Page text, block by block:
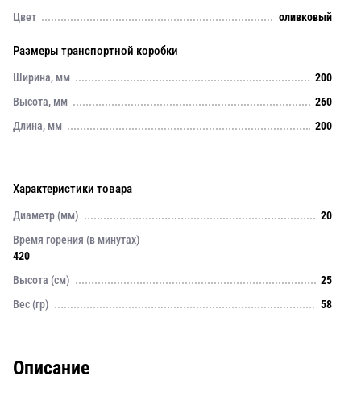
Цвет
оливковый
Размеры транспортной коробки
Ширина, мм
200
Высота, мм
260
Длина, мм
200
Характеристики товара
Диаметр (мм)
20
Время горения (в минутах)
420
Высота (см)
25
Вес (гр)
58
Описание